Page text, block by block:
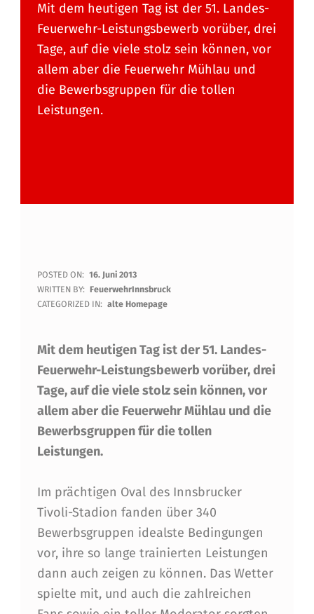
Mit dem heutigen Tag ist der 51. Landes-
Feuerwehr-Leistungsbewerb vorüber, drei
Tage, auf die viele stolz sein können, vor
allem aber die Feuerwehr Mühlau und
die Bewerbsgruppen für die tollen
Leistungen.
E
S
A
R
E
I
N
W
A
H
R
L
I
POSTED ON: 16. Juni 2013
WRITTEN BY: FeuerwehrInnsbruck
CATEGORIZED IN: alte Homepage
Mit dem heutigen Tag ist der 51. Landes-
Feuerwehr-Leistungsbewerb vorüber, drei
Tage, auf die viele stolz sein können, vor
allem aber die Feuerwehr Mühlau und die
Bewerbsgruppen für die tollen
Leistungen.
Im prächtigen Oval des Innsbrucker
Tivoli-Stadion fanden über 340
Bewerbsgruppen idealste Bedingungen
vor, ihre so lange trainierten Leistungen
dann auch zeigen zu können. Das Wetter
spielte mit, und auch die zahlreichen